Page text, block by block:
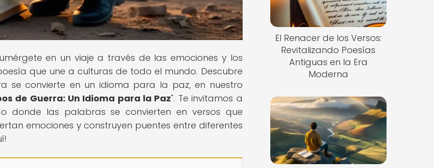
en un viaje a través de las emociones y los
que une a culturas de todo el mundo. Descubre
se convierte en un idioma para la paz, en nuestro
de Guerra: Un Idioma para la Paz". Te invitamos a
donde las palabras se convierten en versos que
emociones y construyen puentes entre diferentes
El Renacer de los Versos:
Revitalizando Poesías
Antiguas en la Era
Moderna